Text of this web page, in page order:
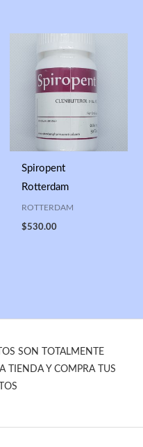
Spiropent
Rotterdam
ROTTERDAM
$530.00
SON TOTALMENTE
TIENDA Y COMPRA TUS